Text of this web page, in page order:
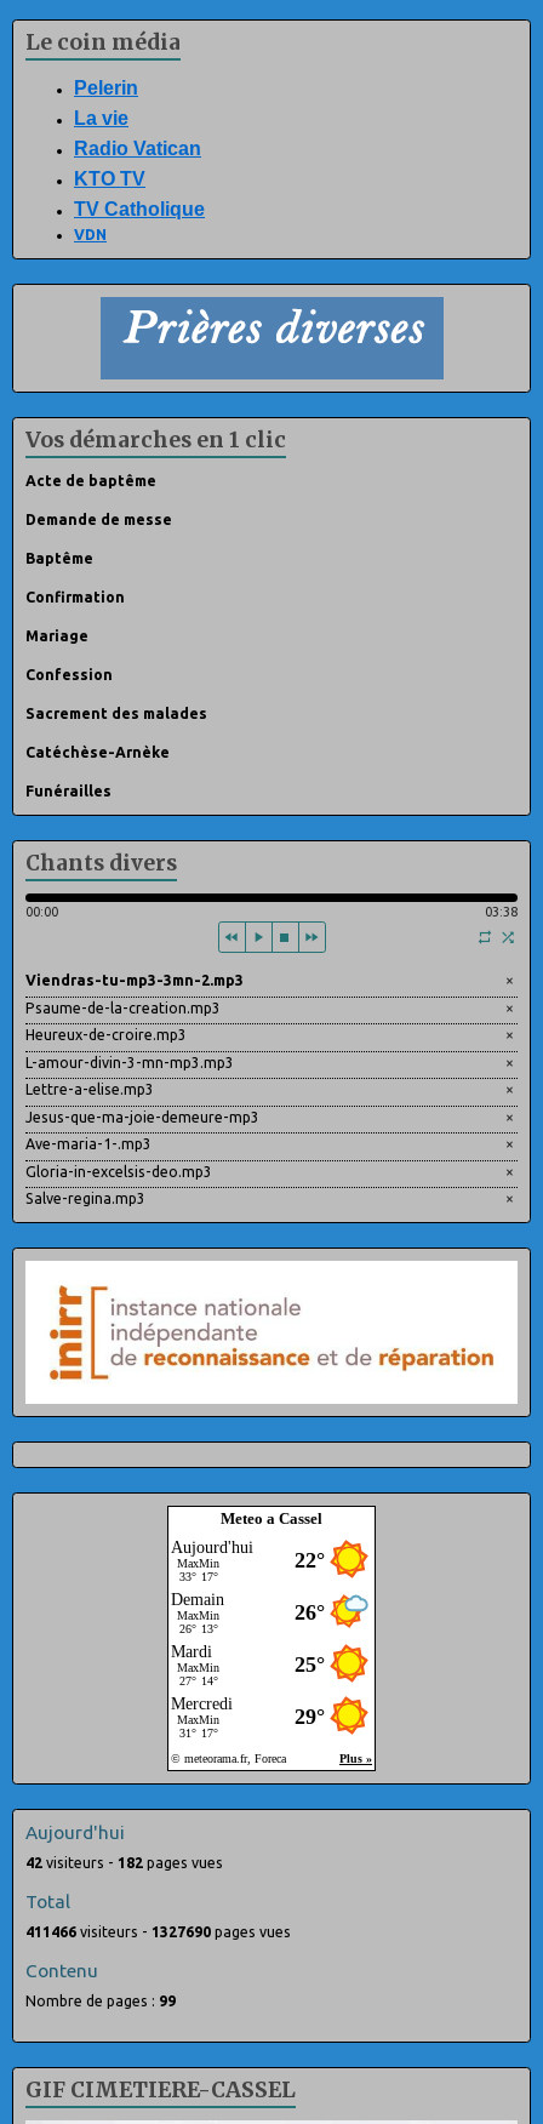
Le coin média
Pelerin
La vie
Radio Vatican
KTO TV
TV Catholique
VDN
Vos démarches en 1 clic
Acte de baptême
Demande de messe
Baptême
Confirmation
Mariage
Confession
Sacrement des malades
Catéchèse-Arnèke
Funérailles
Chants divers
00:00 03:38
×
Viendras-tu-mp3-3mn-2.mp3
×
Psaume-de-la-creation.mp3
×
Heureux-de-croire.mp3
×
L-amour-divin-3-mn-mp3.mp3
×
Lettre-a-elise.mp3
×
Jesus-que-ma-joie-demeure-mp3
×
Ave-maria-1-.mp3
×
Gloria-in-excelsis-deo.mp3
×
Salve-regina.mp3
Meteo a Cassel
Aujourd'hui
42 visiteurs - 182 pages vues
Total
411466 visiteurs - 1327690 pages vues
Contenu
Nombre de pages : 99
GIF CIMETIERE-CASSEL